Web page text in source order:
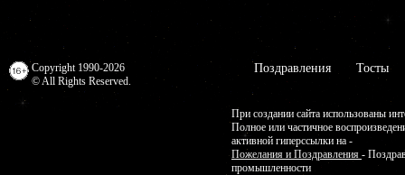
Copyright 1990-2026
© All Rights Reserved.
Поздравления Тосты
При создании сайта использованы
Полное или частичное
активной гиперссылки на -
Пожелания и Поздравления -
промышленности